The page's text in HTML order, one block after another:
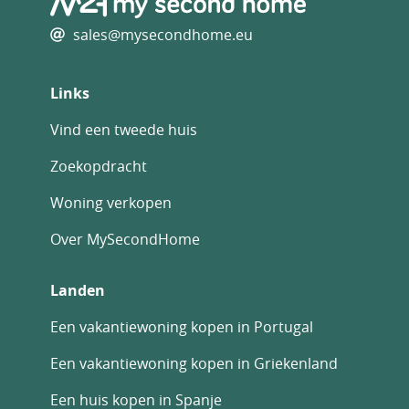
sales@mysecondhome.eu
Links
Vind een tweede huis
Zoekopdracht
Woning verkopen
Over MySecondHome
Landen
Een vakantiewoning kopen in Portugal
Een vakantiewoning kopen in Griekenland
Een huis kopen in Spanje